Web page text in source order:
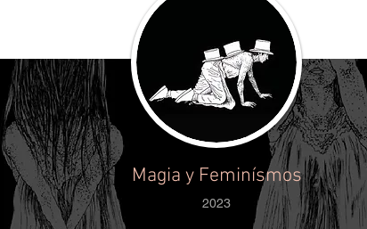
Magia y Feminísmos
2023